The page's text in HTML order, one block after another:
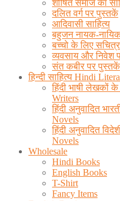
शोषित समाज का
दलित वर्ग पर पुस्तकें
आदिवासी साहित्य
बहुजन नायक-
बच्चो के लिए सचित्र
व्यवसाय और निवेश
संत कबीर पर पुस्तकें
हिन्दी साहित्य Hindi
हिंदी भाषी लेखकों
Writers
हिंदी अनुवादित
Novels
हिंदी अनुवादित
Novels
Wholesale
Hindi Books
English Books
T-Shirt
Fancy Items